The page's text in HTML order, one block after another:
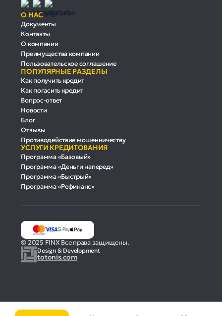
О НАС
Документы
Контакты
О компании
Преимущества компании
Пользовательское соглашение
ПОПУЛЯРНЫЕ РАЗДЕЛЫ
Как получить кредит
Как погасить кредит
Вопрос-ответ
Новости
Блог
Отзывы
Противодействие мошенничеству
УСЛУГИ КРЕДИТОВАНИЯ
Программа «Базовый»
Программа «Деньги наперед»
Программа «Быстрый»
Программа «Рефинанс»
Design & Development
totonis.com
© 2025 FINX Все права защищены.